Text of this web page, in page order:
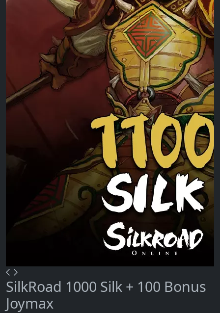
SilkRoad 1000 Silk + 100 Bonus
Joymax